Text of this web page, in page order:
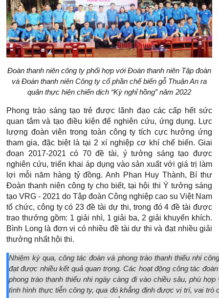
Đoàn thanh niên công ty phối hợp với Đoàn thanh niên Tập đoàn
và Đoàn thanh niên Công ty cổ phần chế biến gỗ Thuận An ra
quân thực hiện chiến dịch “Kỳ nghỉ hồng” năm 2022
Phong trào sáng tạo trẻ được lãnh đạo các cấp hết sức
quan tâm và tạo điều kiện để nghiên cứu, ứng dụng. Lực
lượng đoàn viên trong toàn công ty tích cực hưởng ứng
tham gia, đặc biệt là tại 2 xí nghiệp cơ khí chế biến. Giai
đoạn 2017-2021 có 70 đề tài, ý tưởng sáng tạo được
nghiên cứu, triển khai áp dụng vào sản xuất với giá trị làm
lợi mỗi năm hàng tỷ đồng. Anh Phan Huy Thành, Bí thư
Đoàn thanh niên công ty cho biết, tại hội thi Ý tưởng sáng
tạo VRG - 2021 do Tập đoàn Công nghiệp cao su Việt Nam
tổ chức, công ty có 23 đề tài dự thi, trong đó 4 đề tài được
trao thưởng gồm: 1 giải nhì, 1 giải ba, 2 giải khuyến khích.
Bình Long là đơn vị có nhiều đề tài dự thi và đạt nhiều giải
thưởng nhất hội thi.
Nhiệm kỳ qua, công tác đoàn và phong trào thanh thiếu nhi
đạt được nhiều kết quả quan trọng. Các hoạt động công tác
phong trào thanh thiếu nhi ngày càng đi vào chiều sâu, phù hợp
tình hình thực tiễn công ty, qua đó khẳng định được vị trí, vai trò